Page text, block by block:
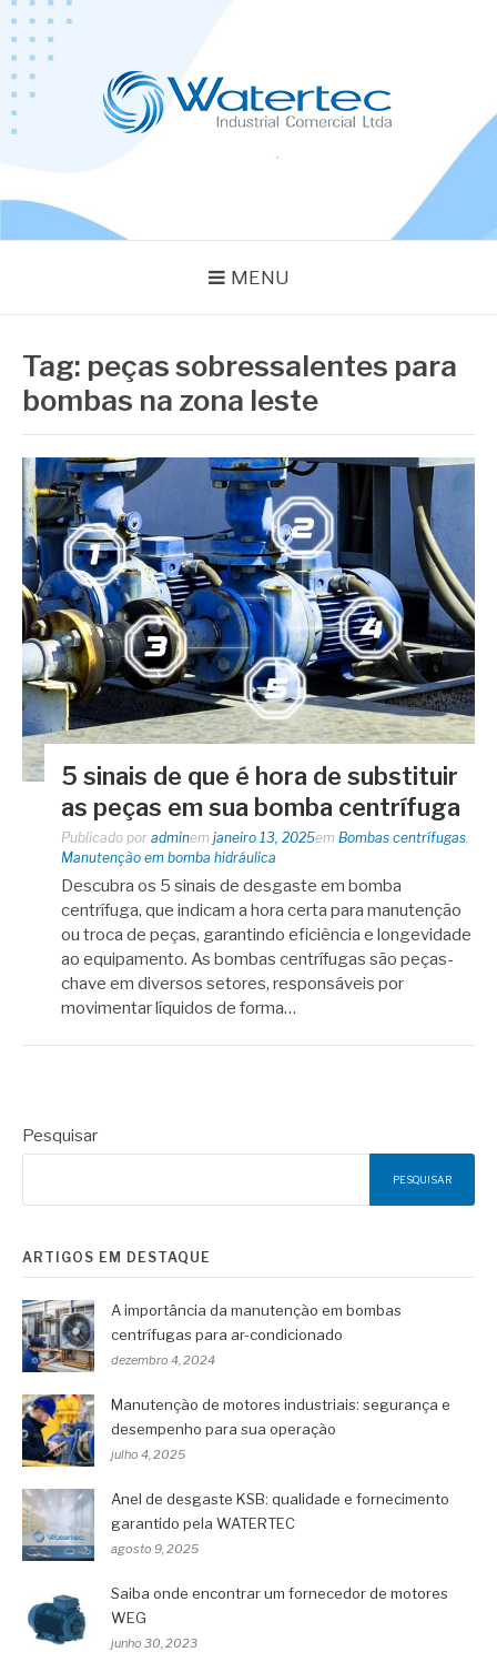
Pular
para
conteúdo
MENU
Tag: peças sobressalentes para
bombas na zona leste
5 sinais de que é hora de substituir
as peças em sua bomba centrífuga
Publicado por adminem janeiro 13, 2025em Bombas centrífugas
Manutenção em bomba hidráulica
Descubra os 5 sinais de desgaste em bomba
centrífuga, que indicam a hora certa para manutenção
ou troca de peças, garantindo eficiência e longevidade
ao equipamento. As bombas centrífugas são peças-
chave em diversos setores, responsáveis por
movimentar líquidos de forma…
Pesquisar
PESQUISAR
ARTIGOS EM DESTAQUE
A importância da manutenção em bombas
centrífugas para ar-condicionado
dezembro 4, 2024
Manutenção de motores industriais: segurança e
desempenho para sua operação
julho 4, 2025
Anel de desgaste KSB: qualidade e fornecimento
garantido pela WATERTEC
agosto 9, 2025
Saiba onde encontrar um fornecedor de motores
WEG
junho 30, 2023